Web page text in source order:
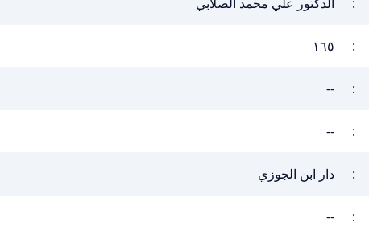
: ١٦٥
:
--
:
--
: دار ابن الجوزي
:
--